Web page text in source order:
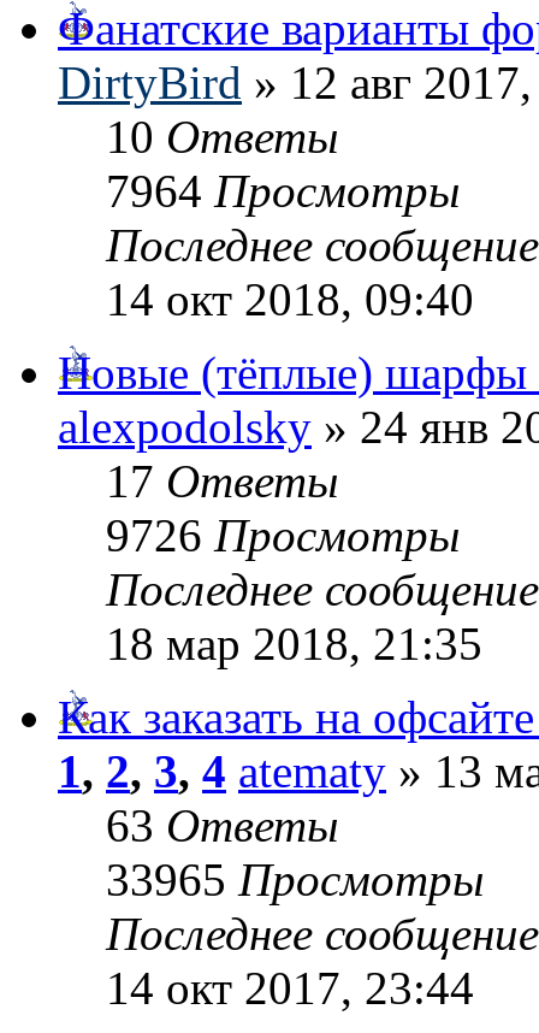
Фанатские варианты
DirtyBird » 12 авг
10 Ответы
7964 Просмотры
Последнее
14 окт 2018, 09:40
Новые (тёплые) шарфы
alexpodolsky » 24 янв
17 Ответы
9726 Просмотры
Последнее
18 мар 2018, 21:35
Как заказать на
1, 2, 3, 4 atematy » 13
63 Ответы
33965 Просмотры
Последнее
14 окт 2017, 23:44